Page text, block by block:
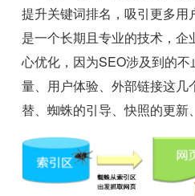
提升关键词排名，吸引更多
是一个长期且专业的技术，
心优化，因为SEO涉及到的
量、用户体验、外部链接这几
替、蜘蛛的引导、快照的更新